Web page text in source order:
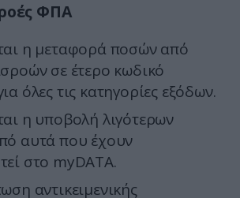
ΦΠΑ
η μεταφορά ποσών από
σε έτερο κωδικό
όλες τις κατηγορίες εξόδων.
η υποβολή λιγότερων
αυτά που έχουν
στο myDATA.
αντικειμενικής